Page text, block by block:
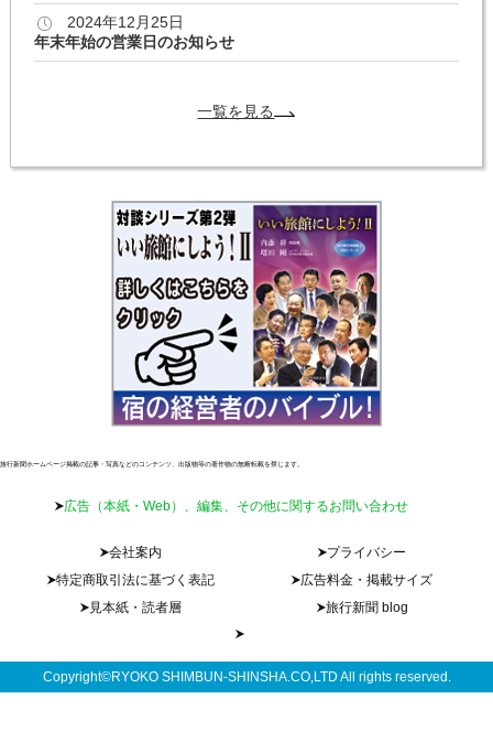
2024年12月25日
年末年始の営業日のお知らせ
一覧を見る
旅行新聞ホームページ掲載の記事・写真などのコンテンツ、出版物等の著作物の無断転載を禁じます。
広告（本紙・Web）、編集、その他に関するお問い合わせ
会社案内
プライバシー
特定商取引法に基づく表記
広告料金・掲載サイズ
見本紙・読者層
旅行新聞 blog
Copyright©RYOKO SHIMBUN-SHINSHA.CO,LTD All rights reserved.